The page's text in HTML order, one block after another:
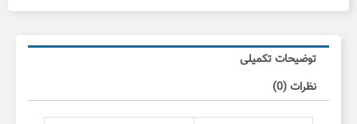
چی
دوم
توضیحات تکمیلی
نظرات (0)